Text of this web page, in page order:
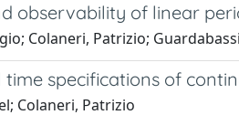
observability of linear
Colaneri, Patrizio;
specifications of
Colaneri, Patrizio